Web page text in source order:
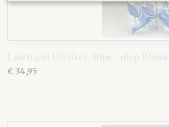
Luiertaart Uil Grey-Blue - diep Blauw
€ 34,95